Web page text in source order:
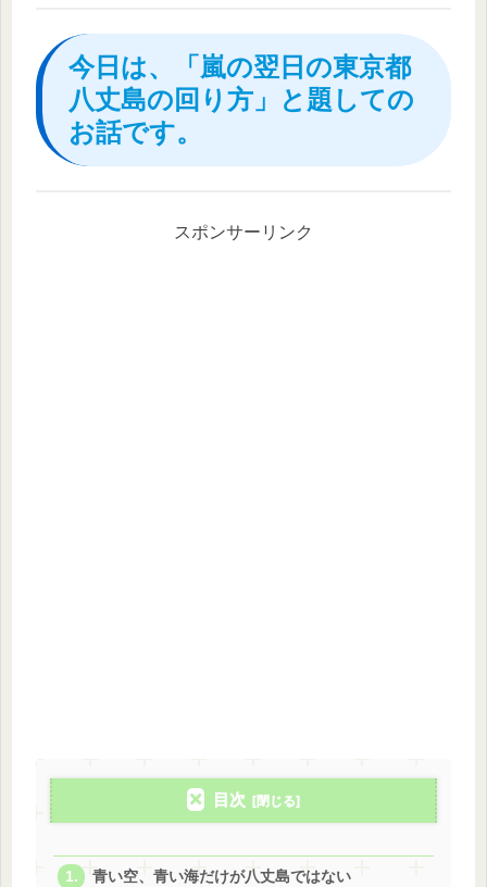
今日は、「嵐の翌日の東京都
八丈島の回り方」と題しての
お話です。
スポンサーリンク
目次
青い空、青い海だけが八丈島ではない